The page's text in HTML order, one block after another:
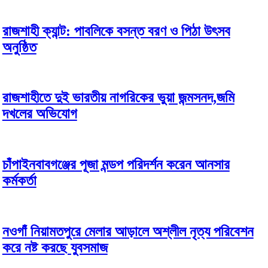
রাজশাহী ক্যান্ট: পাবলিকে বসন্ত বরণ ও পিঠা উৎসব
অনুষ্ঠিত
রাজশাহীতে দুই ভারতীয় নাগরিকের ভুয়া জন্মসনদ,জমি
দখলের অভিযোগ
চাঁপাইনবাবগঞ্জের পূজা মন্ডপ পরিদর্শন করেন আনসার
কর্মকর্তা
নওগাঁ নিয়ামতপুরে মেলার আড়ালে অশ্লীল নৃত্য পরিবেশন
করে নষ্ট করছে যুবসমাজ